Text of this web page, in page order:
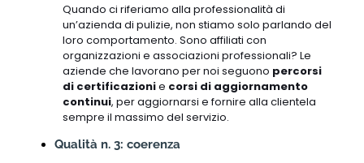
Quando ci riferiamo alla professionalità di
un’azienda di pulizie, non stiamo solo parlando del
loro comportamento. Sono affiliati con
organizzazioni e associazioni professionali? Le
aziende che lavorano per noi seguono percorsi
di certificazionie corsi di aggiornamento
continui, per aggiornarsi e fornire alla clientela
sempre il massimo del servizio.
Qualità n. 3: coerenza